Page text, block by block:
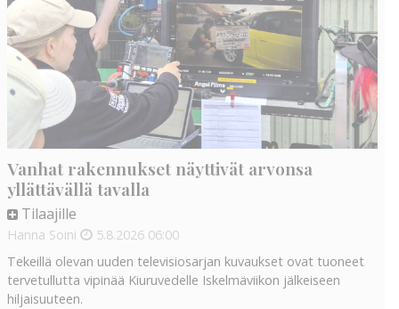
Vanhat rakennukset näyttivät arvonsa
yllättävällä tavalla
Tilaajille
Hanna Soini 5.8.2026 06:00
Tekeillä olevan uuden televisiosarjan kuvaukset ovat tuoneet
tervetullutta vipinää Kiuruvedelle Iskelmäviikon jälkeiseen
hiljaisuuteen.